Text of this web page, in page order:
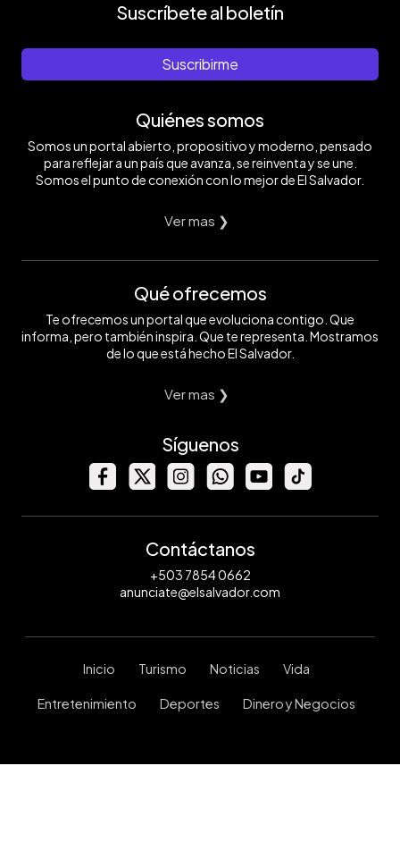
Suscríbete al boletín
Suscribirme
Quiénes somos
Somos un portal abierto, propositivo y moderno, pensado
para reflejar a un país que avanza, se reinventa y se une.
Somos el punto de conexión con lo mejor de El Salvador.
Ver mas ❯
Qué ofrecemos
Te ofrecemos un portal que evoluciona contigo. Que
informa, pero también inspira. Que te representa. Mostramos
de lo que está hecho El Salvador.
Ver mas ❯
Síguenos
Contáctanos
+503 7854 0662
anunciate@elsalvador.com
Inicio Turismo Noticias Vida
Entretenimiento Deportes Dinero y Negocios